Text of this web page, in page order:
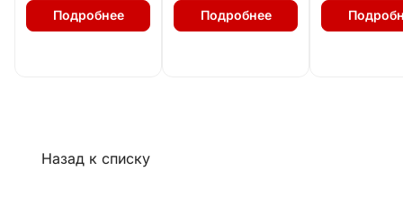
Подробнее Подробнее
Назад к списку